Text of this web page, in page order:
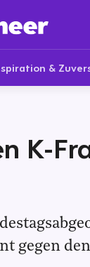
&
K-
gegen